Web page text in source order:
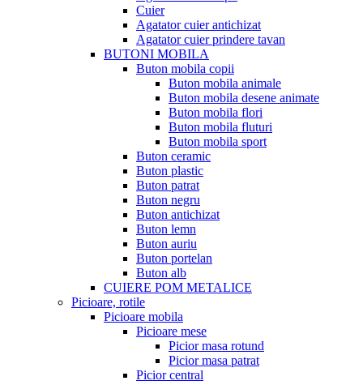
Cuier
Agatator cuier antichizat
Agatator cuier prindere tavan
BUTONI MOBILA
Buton mobila copii
Buton mobila animale
Buton mobila desene animate
Buton mobila flori
Buton mobila fluturi
Buton mobila sport
Buton ceramic
Buton plastic
Buton patrat
Buton negru
Buton antichizat
Buton lemn
Buton auriu
Buton portelan
Buton alb
CUIERE POM METALICE
Picioare, rotile
Picioare mobila
Picioare mese
Picior masa rotund
Picior masa patrat
Picior central